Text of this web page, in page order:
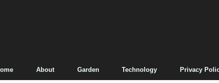
About Garden Technology Privacy